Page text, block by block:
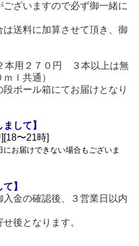
ざいますので必ず御一緒に
送料に加算させて頂き、御
用２７０円 ３本以上は無
ｌ共通）
ボール箱にてお届けとなり
して】
〜21時]
お届けできない場合もございま
】
金の確認後、３営業日以内
後となります。